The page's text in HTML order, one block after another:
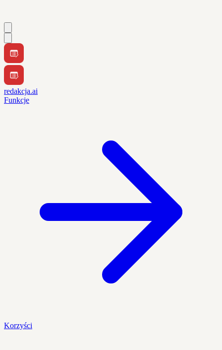
redakcja.ai
Funkcje
Korzyści